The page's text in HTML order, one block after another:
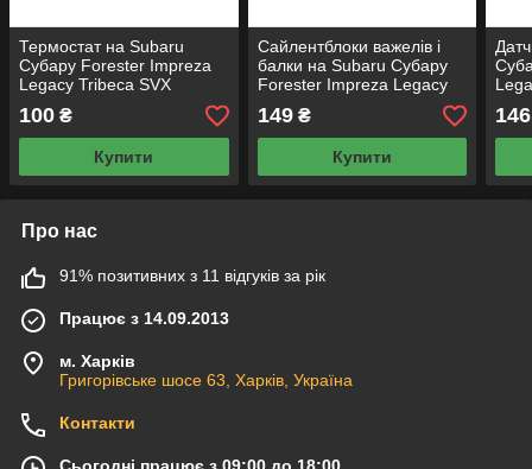
Термостат на Subaru
Субару Forester Impreza
Legacy Tribeca SVX
Outback
100 ₴
Купити
Сайлентблоки важелів і
балки на Subaru Субару
Forester Impreza Legacy
Tribeca SVX Outback
149₴
Купити
146
Про нас
91% позитивних з 11 відгуків за рік
Працює з 14.09.2013
м. Харків
Григорівське шосе 63, Харків, Україна
Контакти